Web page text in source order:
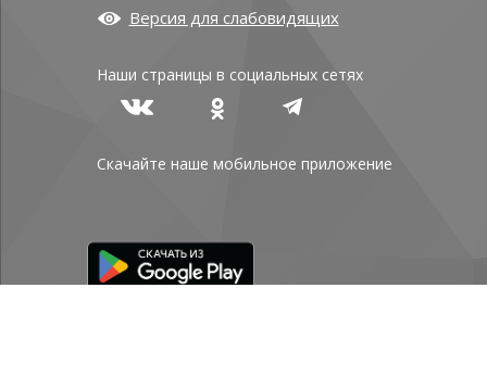
Версия для слабовидящих
Наши страницы в социальных сетях
Скачайте наше мобильное приложение